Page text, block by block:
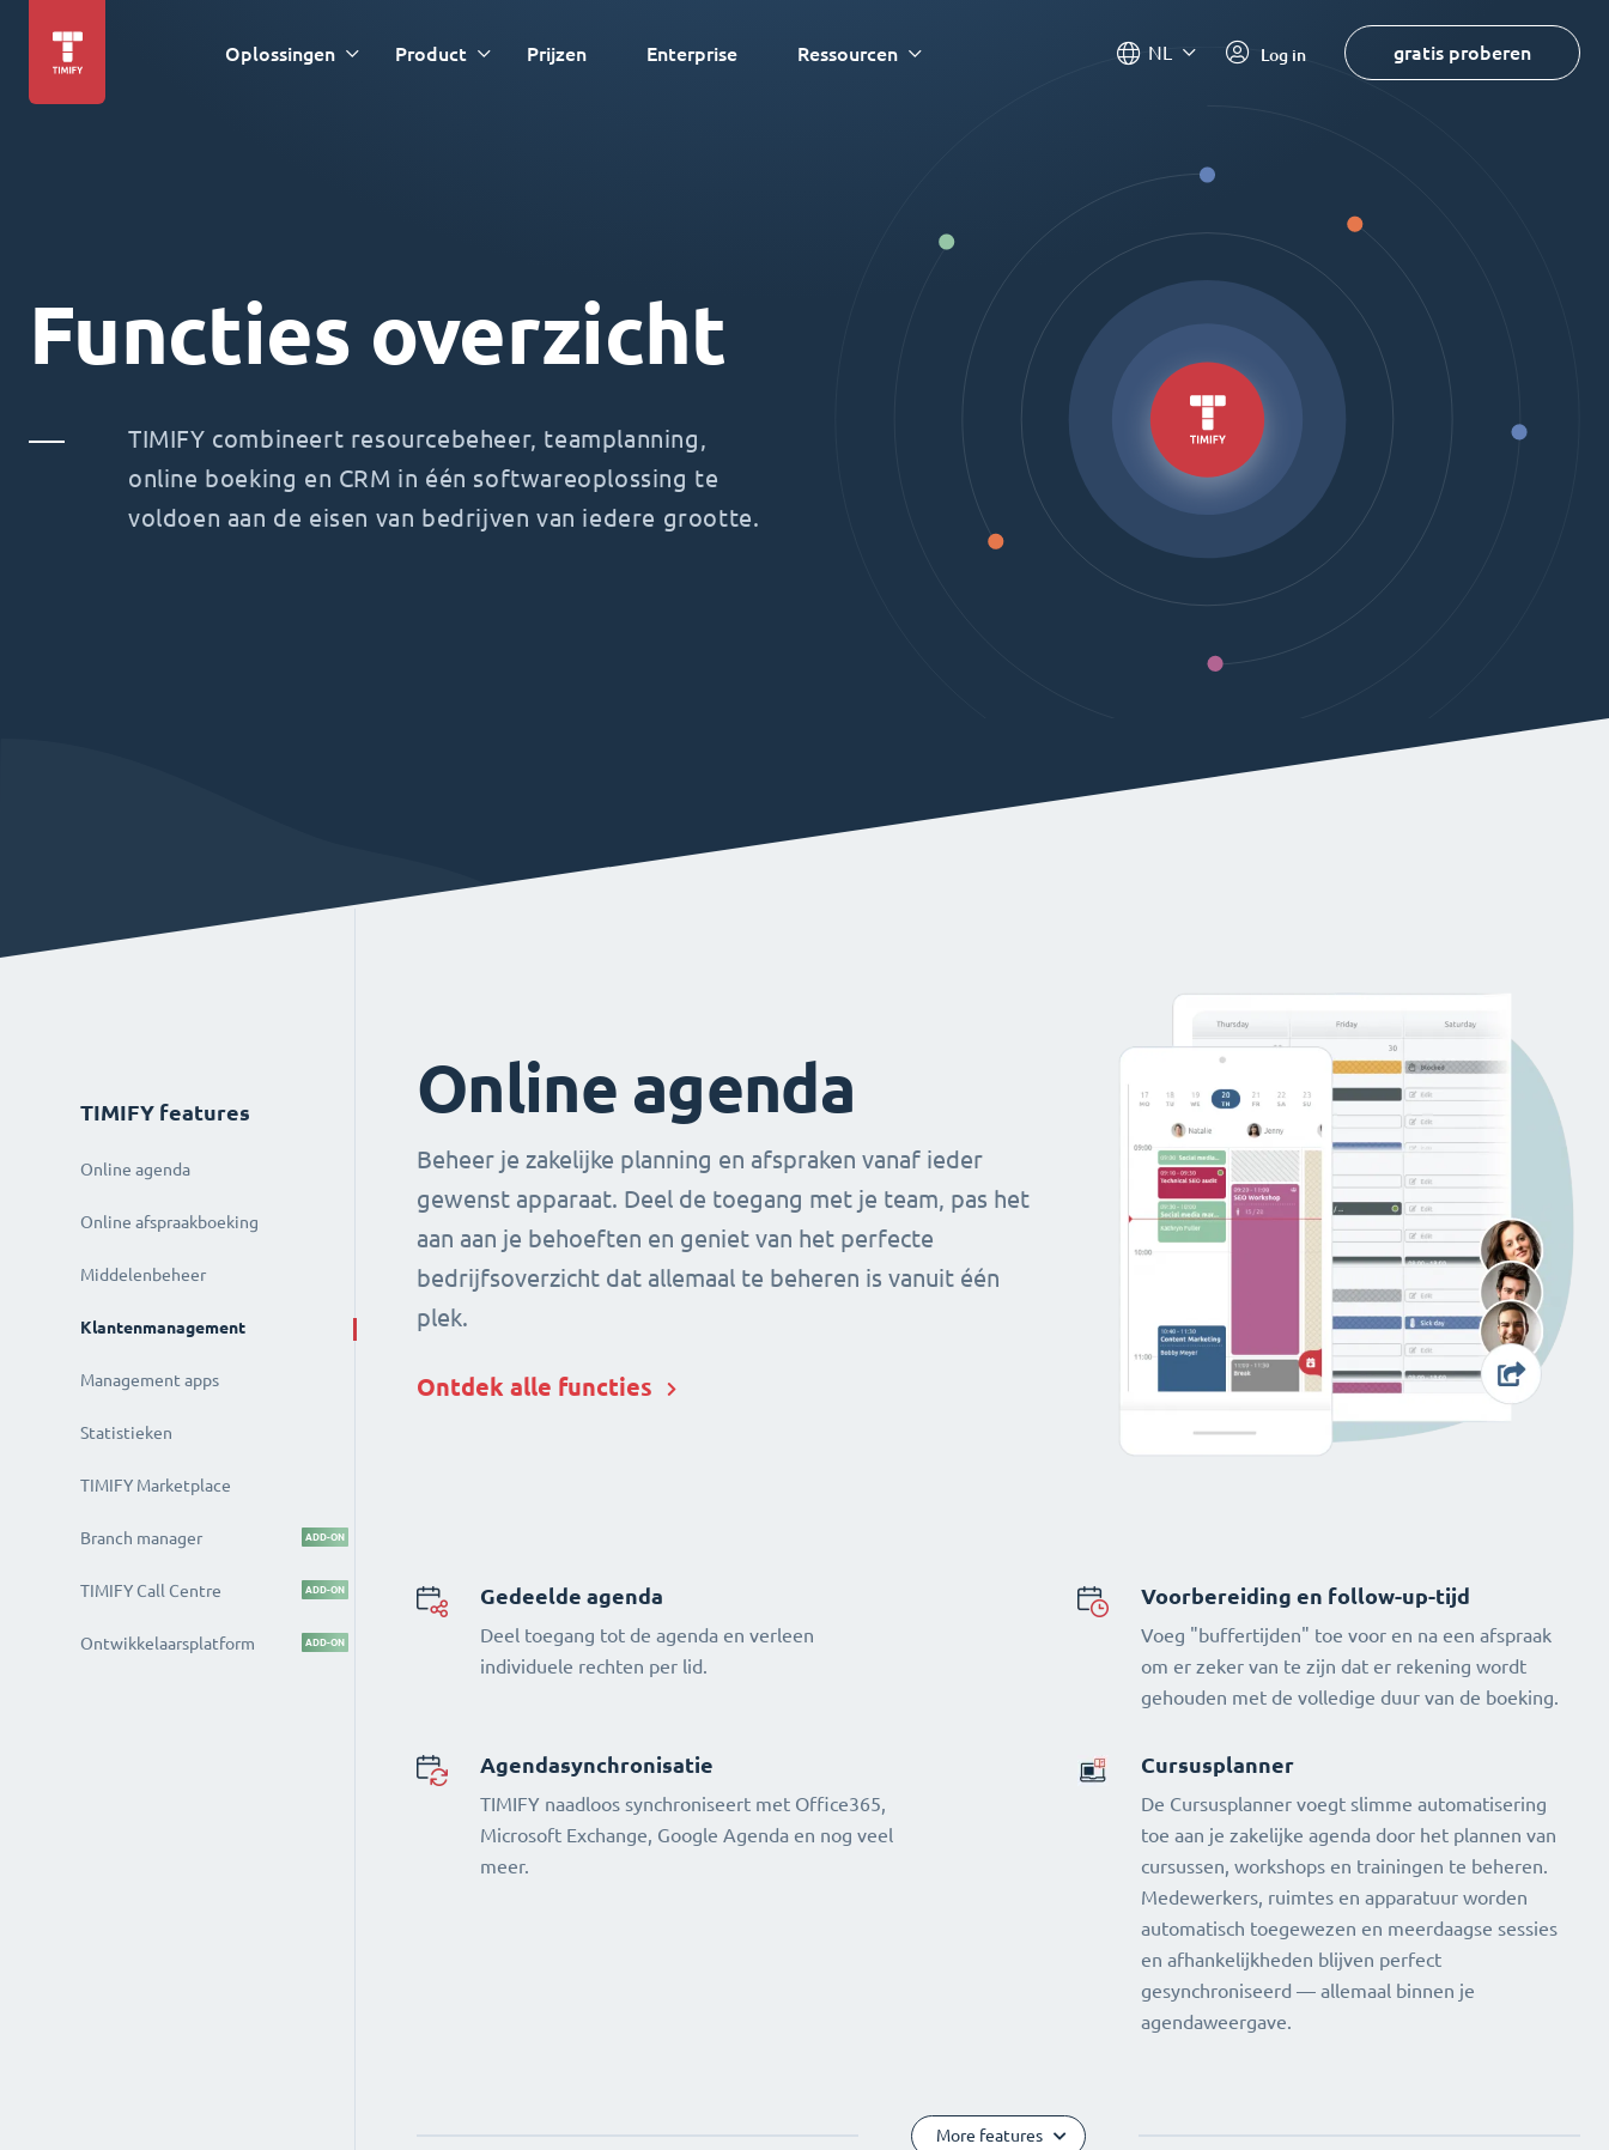
Oplossingen Product Prijzen Enterprise Ressourcen NL Log in gratis proberen
Functies overzicht
TIMIFY combineert resourcebeheer, teamplanning,
online boeking en CRM in één softwareoplossing te
voldoen aan de eisen van bedrijven van iedere grootte.
Online agenda
Beheer je zakelijke planning en afspraken vanaf ieder
gewenst apparaat. Deel de toegang met je team, pas het
aan aan je behoeften en geniet van het perfecte
bedrijfsoverzicht dat allemaal te beheren is vanuit één
plek.
Ontdek alle functies
Gedeelde agenda
Deel toegang tot de agenda en verleen
individuele rechten per lid.
Voorbereiding en follow-up-tijd
Voeg "buffertijden" toe voor en na een afspraak
om er zeker van te zijn dat er rekening wordt
gehouden met de volledige duur van de boeking.
Agendasynchronisatie
TIMIFY naadloos synchroniseert met Office365,
Microsoft Exchange, Google Agenda en nog veel
meer.
Cursusplanner
De Cursusplanner voegt slimme automatisering
toe aan je zakelijke agenda door het plannen van
cursussen, workshops en trainingen te beheren.
Medewerkers, ruimtes en apparatuur worden
automatisch toegewezen en meerdaagse sessies
en afhankelijkheden blijven perfect
gesynchroniseerd — allemaal binnen je
agendaweergave.
More features
TIMIFY features
Online agenda
Online afspraakboeking
Middelenbeheer
Klantenmanagement
Management apps
Statistieken
TIMIFY Marketplace
Branch manager ADD-ON
TIMIFY Call Centre ADD-ON
Ontwikkelaarsplatform ADD-ON